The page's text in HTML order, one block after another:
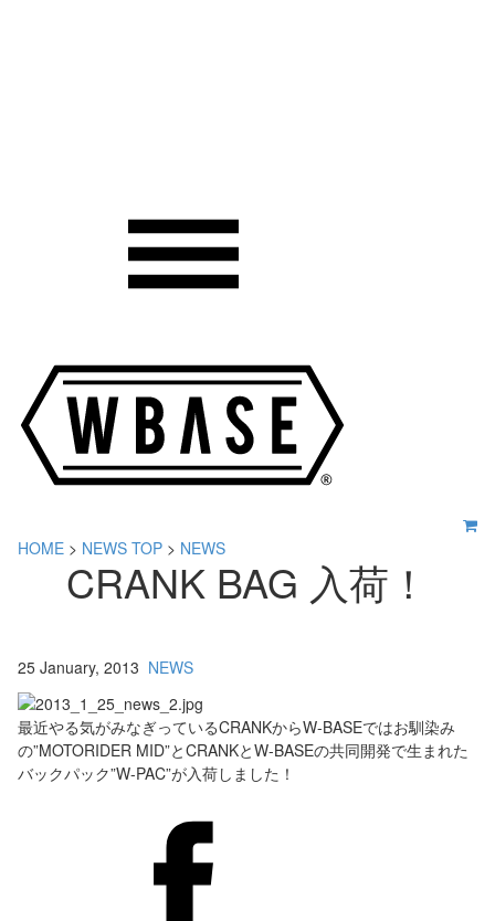
HOME > NEWS TOP > NEWS
CRANK BAG 入荷！
25 January, 2013 NEWS
最近やる気がみなぎっているCRANKからW-BASEではお馴染み
の”MOTORIDER MID”とCRANKとW-BASEの共同開発で生まれた
バックパック”W-PAC”が入荷しました！